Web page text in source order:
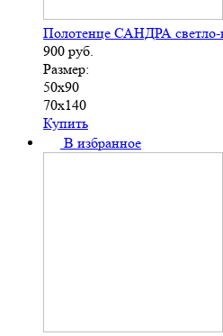
Полотенце САНДРА светло-
900 руб.
Размер:
50х90
70х140
Купить
В избранное